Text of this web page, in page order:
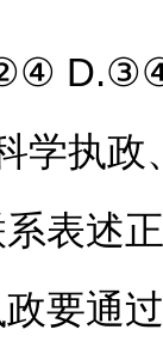
学执
表述
要通